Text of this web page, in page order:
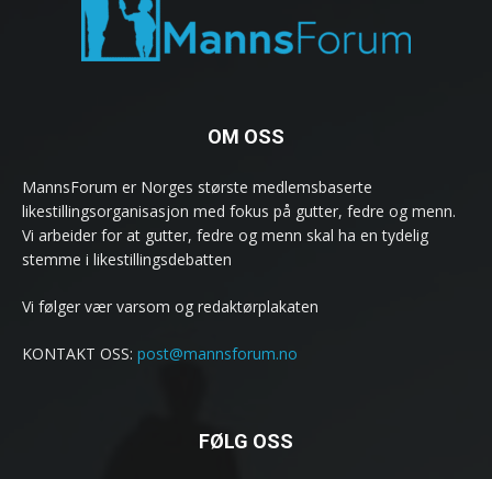
OM OSS
MannsForum er Norges største medlemsbaserte
likestillingsorganisasjon med fokus på gutter, fedre og menn.
Vi arbeider for at gutter, fedre og menn skal ha en tydelig
stemme i likestillingsdebatten
Vi følger vær varsom og redaktørplakaten
KONTAKT OSS: post@mannsforum.no
FØLG OSS